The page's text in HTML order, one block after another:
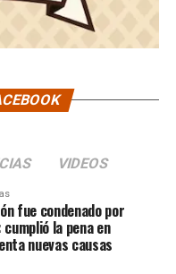
VIDEOS
fue condenado por
la pena en
nuevas causas